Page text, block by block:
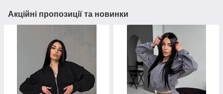
Акційні пропозиції та новинки